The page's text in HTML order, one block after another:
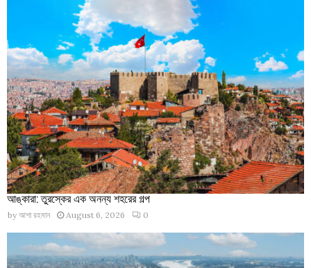
আঙ্কারা: তুরস্কের এক অনন্য শহরের গল্প
by আশা রহমান August 6, 2026 0